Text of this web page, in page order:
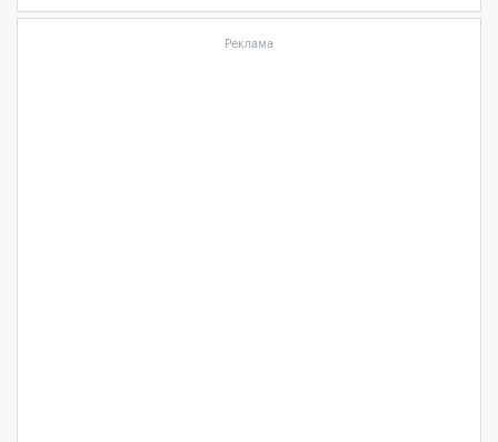
Реклама